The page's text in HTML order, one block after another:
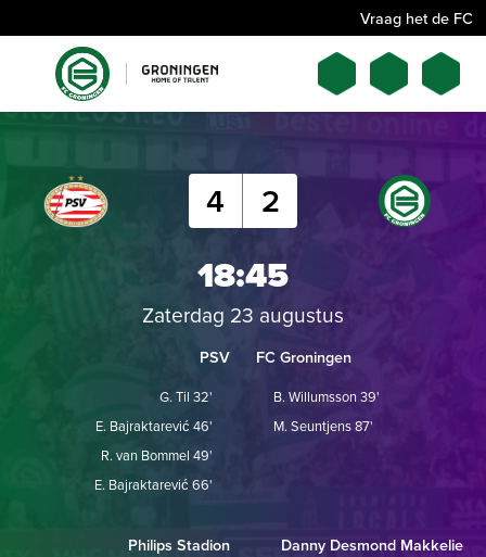
Vraag het de FC
PSV
G. Til 32'
E. Bajraktarević 46'
R. van Bommel 49'
E. Bajraktarević 66'
4 2
18:45
Zaterdag 23 augustus
FC Groningen
B. Willumsson 39'
M. Seuntjens 87'
Philips Stadion Danny Desmond Makkelie